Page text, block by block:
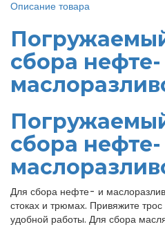
Описание товара
сбора нефте-
сбора нефте-
Для сбора нефте- и
стоках и трюмах. Привяжите
удобной работы. Для сбора